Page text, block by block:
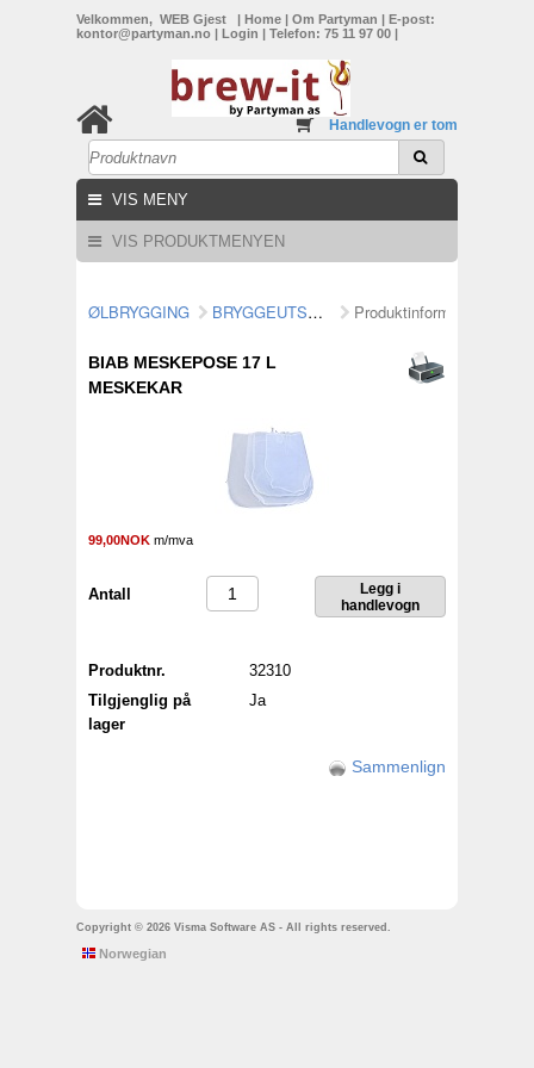
Velkommen, WEB Gjest | Home | Om Partyman | E-post:
kontor@partyman.no | Login | Telefon: 75 11 97 00 |
Handlevogn er tom
VIS MENY
VIS PRODUKTMENYEN
ØLBRYGGING BRYGGEUTSTYR/MALTMØLLER Produktinformasjon
BIAB MESKEPOSE 17 L
MESKEKAR
99,00NOK m/mva
Antall
Produktnr.
32310
Tilgjenglig på
lager
Ja
Sammenlign
Copyright © 2026 Visma Software AS - All rights reserved.
Norwegian